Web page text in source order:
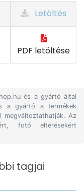
Letöltés
PDF letöltése
és a gyártó által
a gyártó a termékek
megváltoztathatják. Az
fotó eltérésekért
tagjai